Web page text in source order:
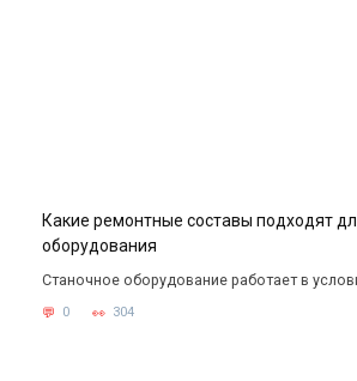
Какие ремонтные составы подходят
оборудования
Станочное оборудование работает в
0 304